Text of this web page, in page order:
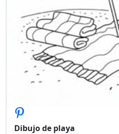
Dibujo de playa